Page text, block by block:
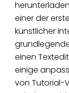
einer der
künstlicher
einen
einige
von Tutorial-